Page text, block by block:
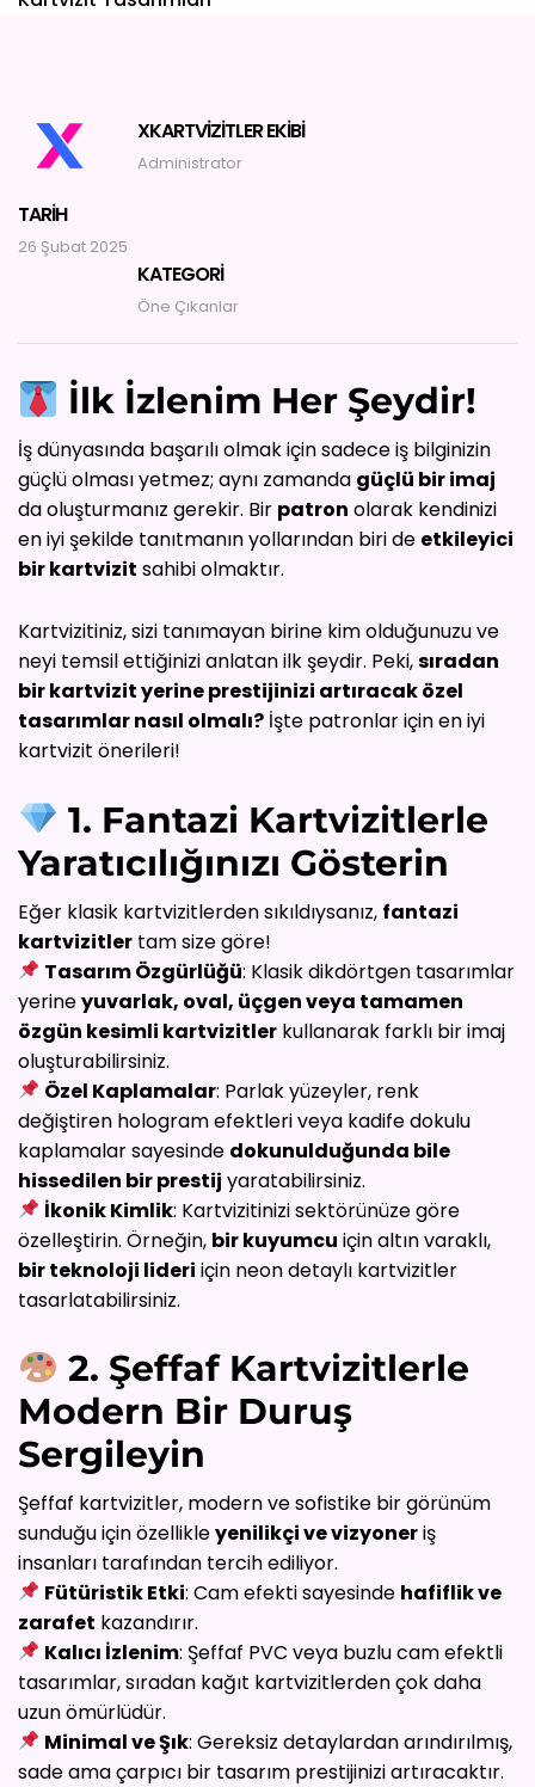
XKARTVIZITLER EKIBI
Administrator
TARIH
26 Şubat 2025
KATEGORI
Öne Çıkanlar
İlk İzlenim Her Şeydir!
İş dünyasında başarılı olmak için sadece iş bilginizin
güçlü olması yetmez; aynı zamanda güçlü bir imaj
da oluşturmanız gerekir. Bir patron olarak kendinizi
en iyi şekilde tanıtmanın yollarından biri de etkileyici
bir kartvizit sahibi olmaktır.
Kartvizitiniz, sizi tanımayan birine kim olduğunuzu ve
neyi temsil ettiğinizi anlatan ilk şeydir. Peki,sıradan
bir kartvizit yerine prestijinizi artıracak özel
tasarımlar nasıl olmalı? İşte patronlar için en iyi
kartvizit önerileri!
1. Fantazi Kartvizitlerle
Yaratıcılığınızı Gösterin
Eğer klasik kartvizitlerden sıkıldıysanız, fantazi
kartvizitler tam size göre!
Tasarım Özgürlüğü: Klasik dikdörtgen tasarımlar
yerineyuvarlak, oval, üçgen veya tamamen
özgün kesimli kartvizitler kullanarak farklı bir imaj
oluşturabilirsiniz.
Özel Kaplamalar: Parlak yüzeyler, renk
değiştiren hologram efektleri veya kadife dokulu
kaplamalar sayesinde dokunulduğunda bile
hissedilen bir prestij yaratabilirsiniz.
İkonik Kimlik: Kartvizitinizi sektörünüze göre
özelleştirin. Örneğin, bir kuyumcu için altın varaklı,
bir teknoloji lideri için neon detaylı kartvizitler
tasarlatabilirsiniz.
2. Şeffaf Kartvizitlerle
Modern Bir Duruş
Sergileyin
Şeffaf kartvizitler, modern ve sofistike bir görünüm
sunduğu için özellikleyenilikçi ve vizyoneriş
insanları tarafından tercih ediliyor.
Fütüristik Etki: Cam efekti sayesinde hafiflik ve
zarafet kazandırır.
Kalıcı İzlenim: Şeffaf PVC veya buzlu cam efektli
tasarımlar, sıradan kağıt kartvizitlerden çok daha
uzun ömürlüdür.
Minimal ve Şık: Gereksiz detaylardan arındırılmış,
sade ama çarpıcı bir tasarım prestijinizi artıracaktır.